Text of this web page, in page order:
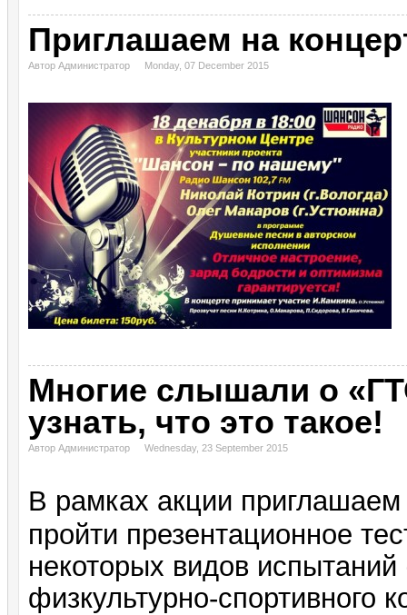
Приглашаем на
Автор Администратор Monday, 07 December 2015
Многие слышали о
узнать, что это такое!
Автор Администратор Wednesday, 23 September 2015
В рамках акции приглашаем
пройти презентационное
некоторых видов испытаний
физкультурно-спортивного